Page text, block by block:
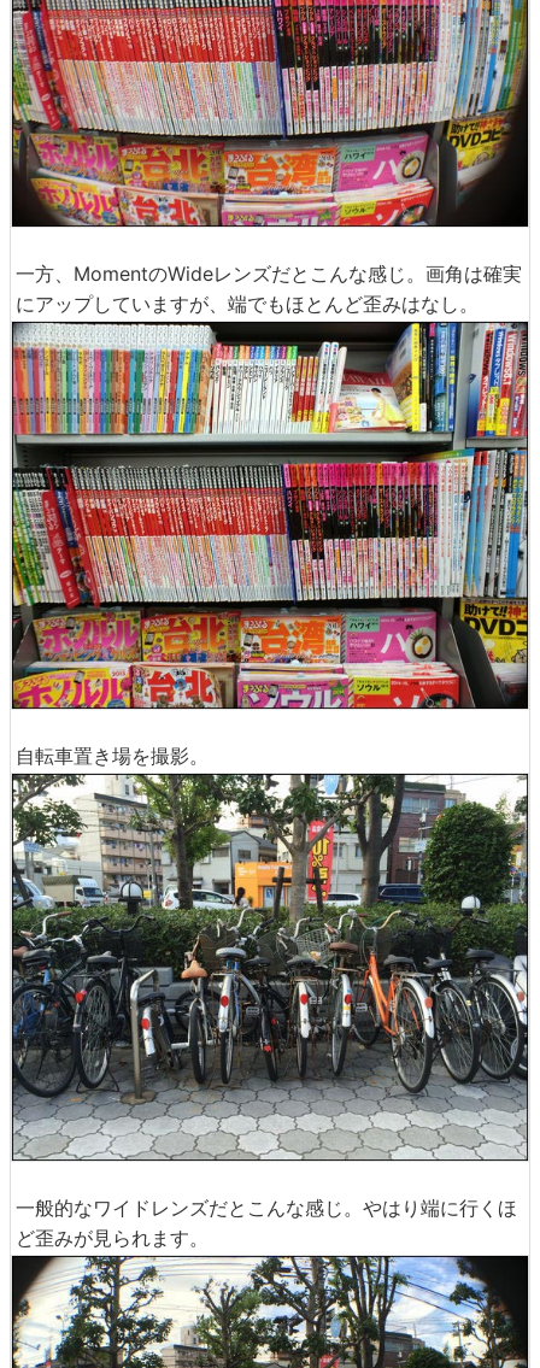
一方、MomentのWideレンズだとこんな感じ。画角は確実
にアップしていますが、端でもほとんど歪みはなし。
自転車置き場を撮影。
一般的なワイドレンズだとこんな感じ。やはり端に行くほ
ど歪みが見られます。